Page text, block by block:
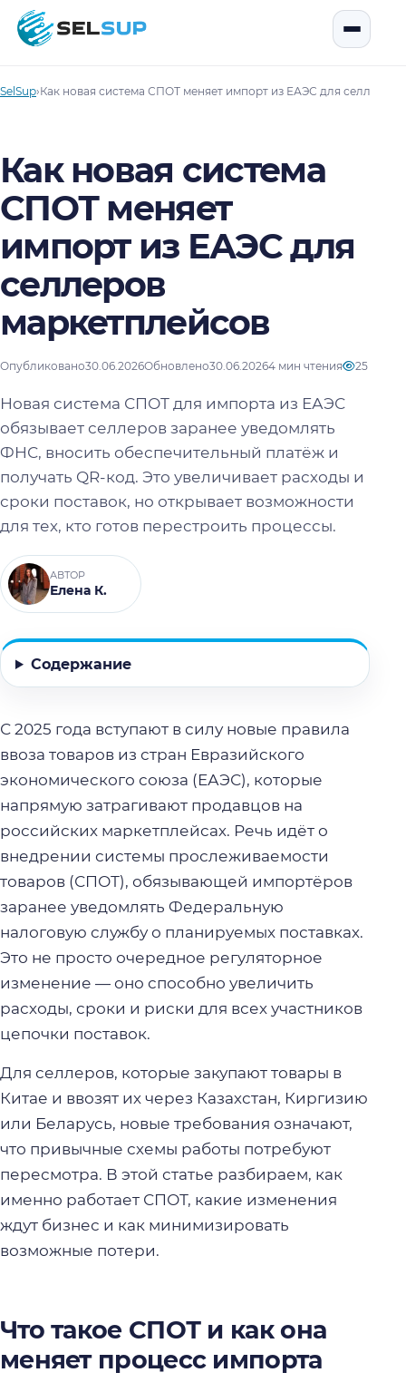
SelSup
SelSup›Как новая система СПОТ меняет импорт из ЕАЭС для селлеров
Как новая система
СПОТ меняет
импорт из ЕАЭС для
селлеров
маркетплейсов
Опубликовано30.06.2026Обновлено30.06.20264 мин чтения 25
Новая система СПОТ для импорта из ЕАЭС
обязывает селлеров заранее уведомлять
ФНС, вносить обеспечительный платёж и
получать QR-код. Это увеличивает расходы и
сроки поставок, но открывает возможности
для тех, кто готов перестроить процессы.
АВТОР
Елена К.
Содержание
С 2025 года вступают в силу новые правила
ввоза товаров из стран Евразийского
экономического союза (ЕАЭС), которые
напрямую затрагивают продавцов на
российских маркетплейсах. Речь идёт о
внедрении системы прослеживаемости
товаров (СПОТ), обязывающей импортёров
заранее уведомлять Федеральную
налоговую службу о планируемых поставках.
Это не просто очередное регуляторное
изменение — оно способно увеличить
расходы, сроки и риски для всех участников
цепочки поставок.
Для селлеров, которые закупают товары в
Китае и ввозят их через Казахстан, Киргизию
или Беларусь, новые требования означают,
что привычные схемы работы потребуют
пересмотра. В этой статье разбираем, как
именно работает СПОТ, какие изменения
ждут бизнес и как минимизировать
возможные потери.
Что такое СПОТ и как она
меняет процесс импорта